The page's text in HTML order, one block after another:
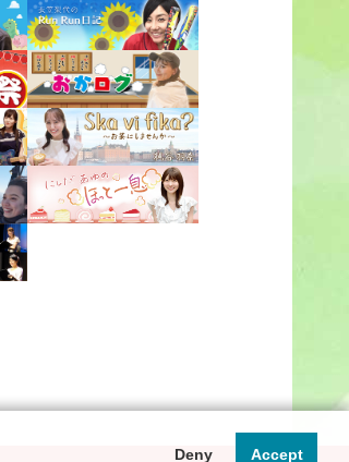
Deny Accept